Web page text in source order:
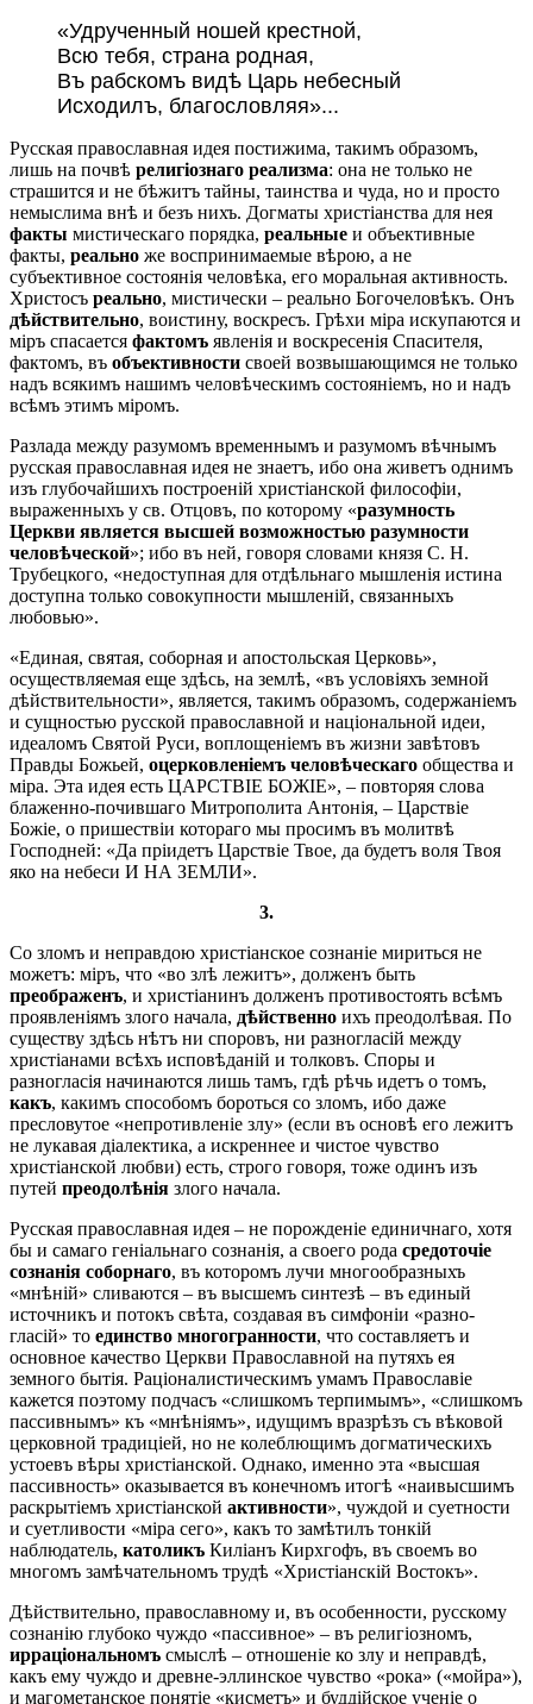
«Удрученный ношей крестной,
Всю тебя, страна родная,
Въ рабскомъ видѣ Царь небесный
Исходилъ, благословляя»...
Русская православная идея постижима, такимъ образомъ,
лишь на почвѣ религіознаго реализма: она не только не
страшится и не бѣжитъ тайны, таинства и чуда, но и просто
немыслима внѣ и безъ нихъ. Догматы христіанства для нея
факты мистическаго порядка, реальные и объективные
факты, реально же воспринимаемые вѣрою, а не
субъективное состоянія человѣка, его моральная активность.
Христосъ реально, мистически – реально Богочеловѣкъ. Онъ
дѣйствительно, воистину, воскресъ. Грѣхи міра искупаются и
міръ спасается фактомъ явленія и воскресенія Спасителя,
фактомъ, въ объективности своей возвышающимся не только
надъ всякимъ нашимъ человѣческимъ состояніемъ, но и надъ
всѣмъ этимъ міромъ.
Разлада между разумомъ временнымъ и разумомъ вѣчнымъ
русская православная идея не знаетъ, ибо она живетъ однимъ
изъ глубочайшихъ построеній христіанской философіи,
выраженныхъ у св. Отцовъ, по которому «разумность
Церкви является высшей возможностью разумности
человѣческой»; ибо въ ней, говоря словами князя С. Н.
Трубецкого, «недоступная для отдѣльнаго мышленія истина
доступна только совокупности мышленій, связанныхъ
любовью».
«Единая, святая, соборная и апостольская Церковь»,
осуществляемая еще здѣсь, на землѣ, «въ условіяхъ земной
дѣйствительности», является, такимъ образомъ, содержаніемъ
и сущностью русской православной и національной идеи,
идеаломъ Святой Руси, воплощеніемъ въ жизни завѣтовъ
Правды Божьей, оцерковленіемъ человѣческаго общества и
міра. Эта идея есть ЦАРСТВІЕ БОЖІЕ», – повторяя слова
блаженно-почившаго Митрополита Антонія, – Царствіе
Божіе, о пришествіи котораго мы просимъ въ молитвѣ
Господней: «Да пріидетъ Царствіе Твое, да будетъ воля Твоя
яко на небеси И НА ЗЕМЛИ».
3.
Со зломъ и неправдою христіанское сознаніе мириться не
можетъ: міръ, что «во злѣ лежитъ», долженъ быть
преображенъ, и христіанинъ долженъ противостоять всѣмъ
проявленіямъ злого начала, дѣйственно ихъ преодолѣвая. По
существу здѣсь нѣтъ ни споровъ, ни разногласій между
христіанами всѣхъ исповѣданій и толковъ. Споры и
разногласія начинаются лишь тамъ, гдѣ рѣчь идетъ о томъ,
какъ, какимъ способомъ бороться со зломъ, ибо даже
пресловутое «непротивленіе злу» (если въ основѣ его лежитъ
не лукавая діалектика, а искреннее и чистое чувство
христіанской любви) есть, строго говоря, тоже одинъ изъ
путей преодолѣнія злого начала.
Русская православная идея – не порожденіе единичнаго, хотя
бы и самаго геніальнаго сознанія, а своего рода средоточіе
сознанія соборнаго, въ которомъ лучи многообразныхъ
«мнѣній» сливаются – въ высшемъ синтезѣ – въ единый
источникъ и потокъ свѣта, создавая въ симфоніи «разно-
гласій» то единство многогранности, что составляетъ и
основное качество Церкви Православной на путяхъ ея
земного бытія. Раціоналистическимъ умамъ Православіе
кажется поэтому подчасъ «слишкомъ терпимымъ», «слишкомъ
пассивнымъ» къ «мнѣніямъ», идущимъ вразрѣзъ съ вѣковой
церковной традиціей, но не колеблющимъ догматическихъ
устоевъ вѣры христіанской. Однако, именно эта «высшая
пассивность» оказывается въ конечномъ итогѣ «наивысшимъ
раскрытіемъ христіанской активности», чуждой и суетности
и суетливости «міра сего», какъ то замѣтилъ тонкій
наблюдатель, католикъ Киліанъ Кирхгофъ, въ своемъ во
многомъ замѣчательномъ трудѣ «Христіанскій Востокъ».
Дѣйствительно, православному и, въ особенности, русскому
сознанію глубоко чуждо «пассивное» – въ религіозномъ,
ирраціональномъ смыслѣ – отношеніе ко злу и неправдѣ,
какъ ему чуждо и древне-эллинское чувство «рока» («мойра»),
и магометанское понятіе «кисметъ» и буддійское ученіе о